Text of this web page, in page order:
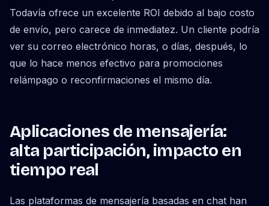
Todavía ofrece un excelente ROI debido al bajo costo
de envío, pero carece de inmediatez. Un cliente podría
ver su correo electrónico horas, o días, después, lo
que lo hace menos efectivo para promociones
relámpago o reconfirmaciones el mismo día.
Aplicaciones de mensajería:
alta participación, impacto en
tiempo real
Las plataformas de mensajería basadas en chat han